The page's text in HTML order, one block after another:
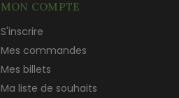
MON COMPTE
S'inscrire
Mes commandes
Mes billets
Ma liste de souhaits